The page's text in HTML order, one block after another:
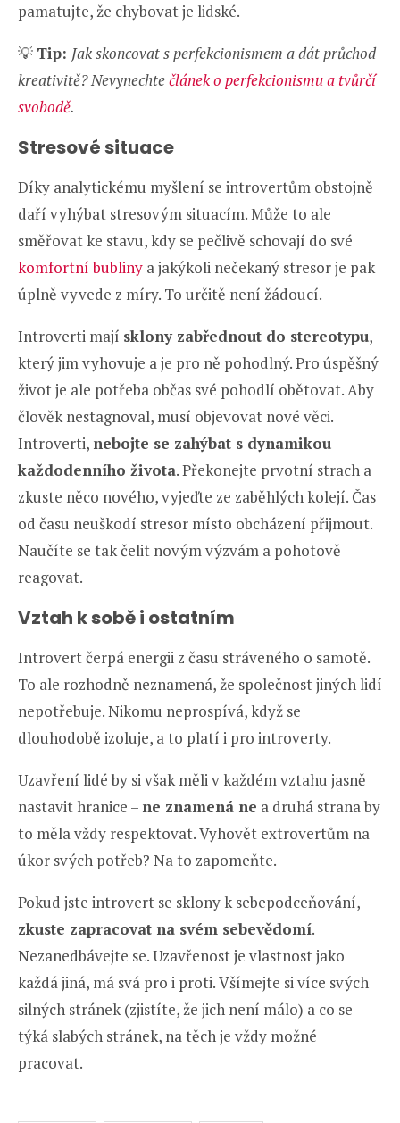
pamatujte, že chybovat je lidské.
💡 Tip: Jak skoncovat s perfekcionismem a dát průchod
kreativitě? Nevynechtečlánek o perfekcionismu a tvůrčí
svobodě.
Stresové situace
Díky analytickému myšlení se introvertům obstojně
daří vyhýbat stresovým situacím. Může to ale
směřovat ke stavu, kdy se pečlivě schovají do své
komfortní bubliny a jakýkoli nečekaný stresor je pak
úplně vyvede z míry. To určitě není žádoucí.
Introverti mají sklony zabřednout do stereotypu,
který jim vyhovuje a je pro ně pohodlný. Pro úspěšný
život je ale potřeba občas své pohodlí obětovat. Aby
člověk nestagnoval, musí objevovat nové věci.
Introverti, nebojte se zahýbat s dynamikou
každodenního života. Překonejte prvotní strach a
zkuste něco nového, vyjeďte ze zaběhlých kolejí. Čas
od času neuškodí stresor místo obcházení přijmout.
Naučíte se tak čelit novým výzvám a pohotově
reagovat.
Vztah k sobě i ostatním
Introvert čerpá energii z času stráveného o samotě.
To ale rozhodně neznamená, že společnost jiných lidí
nepotřebuje. Nikomu neprospívá, když se
dlouhodobě izoluje, a to platí i pro introverty.
Uzavření lidé by si však měli v každém vztahu jasně
nastavit hranice – ne znamená ne a druhá strana by
to měla vždy respektovat. Vyhovět extrovertům na
úkor svých potřeb? Na to zapomeňte.
Pokud jste introvert se sklony k sebepodceňování,
zkuste zapracovat na svém sebevědomí.
Nezanedbávejte se. Uzavřenost je vlastnost jako
každá jiná, má svá pro i proti. Všímejte si více svých
silných stránek (zjistíte, že jich není málo) a co se
týká slabých stránek, na těch je vždy možné
pracovat.